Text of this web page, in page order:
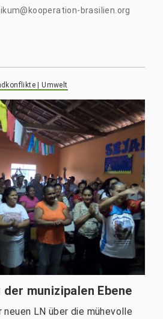
brasilien.org
| Umwelt
munizipalen Ebene
neuen LN über die mühevolle